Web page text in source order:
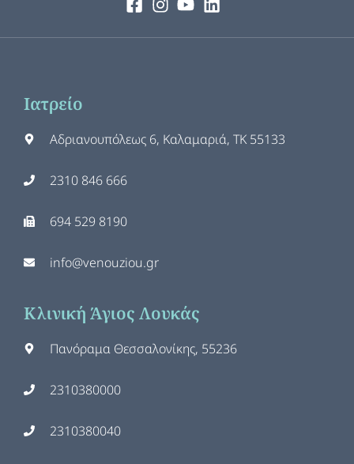
Ιατρείο
Αδριανουπόλεως 6, Καλαμαριά, ΤΚ 55133
2310 846 666
694 529 8190
info@venouziou.gr
Κλινική Άγιος Λουκάς
Πανόραμα Θεσσαλονίκης, 55236
2310380000
2310380040